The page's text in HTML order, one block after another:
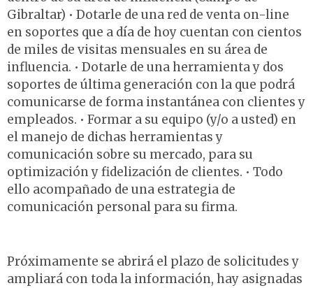
Gibraltar) • Dotarle de una red de venta on-line
en soportes que a día de hoy cuentan con cientos
de miles de visitas mensuales en su área de
influencia. • Dotarle de una herramienta y dos
soportes de última generación con la que podrá
comunicarse de forma instantánea con clientes y
empleados. • Formar a su equipo (y/o a usted) en
el manejo de dichas herramientas y
comunicación sobre su mercado, para su
optimización y fidelización de clientes. • Todo
ello acompañado de una estrategia de
comunicación personal para su firma.
Próximamente se abrirá el plazo de solicitudes y
ampliará con toda la información, hay asignadas